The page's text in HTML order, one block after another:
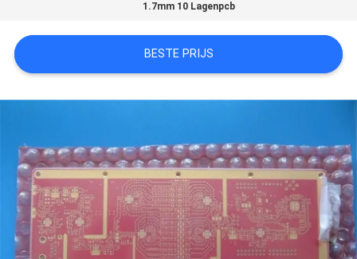
NIEUWS
SITEMAP
PRIVACYBELEID
1.7mm 10 Lagenpcb
BESTE PRIJS